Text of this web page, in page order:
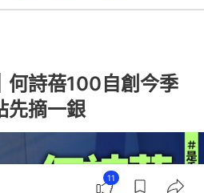
何詩蓓100自創今季
摘一銀
11